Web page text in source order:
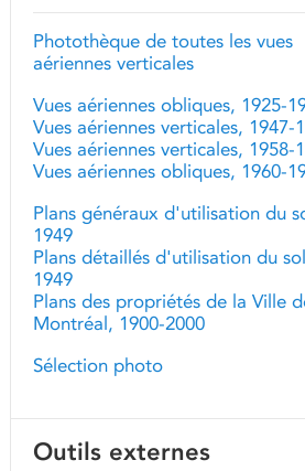
Photothèque de toutes les vues
aériennes verticales
Vues aériennes obliques, 1925-
Vues aériennes verticales, 1947-
Vues aériennes verticales, 1958-
Vues aériennes obliques, 1960-
Plans généraux d'utilisation du
1949
Plans détaillés d'utilisation du
1949
Plans des propriétés de la Ville
Montréal, 1900-2000
Sélection photo
Outils externes